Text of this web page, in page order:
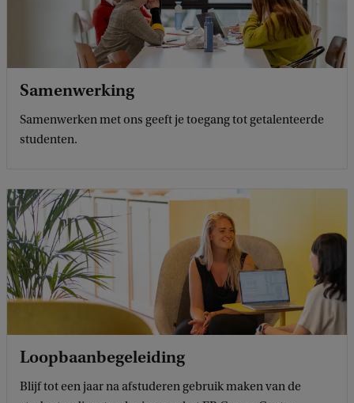
Samenwerking
Samenwerken met ons geeft je toegang tot getalenteerde
studenten.
Loopbaanbegeleiding
Blijf tot een jaar na afstuderen gebruik maken van de